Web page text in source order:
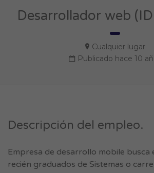
Desarrollador web
Cualquier lugar
Publicado hace 10
Descripción del empleo.
Empresa de desarrollo mobile busca
recién graduados de Sistemas o